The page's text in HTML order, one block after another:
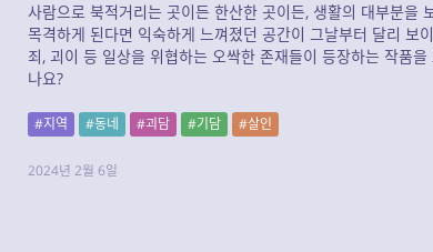
사람으로 북적거리는 곳이든 한산한 곳이든, 생활의 대부분을
목격하게 된다면 익숙하게 느껴졌던 공간이 그날부터 달리 보
죄, 괴이 등 일상을 위협하는 오싹한 존재들이 등장하는 작품
나요?
#지역 #동네 #괴담 #기담 #살인
2024년 2월 6일